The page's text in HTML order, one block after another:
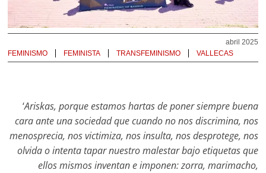
abril 2025
FEMINISMO
FEMINISTA TRANSFEMINISMO VALLECAS
‘Ariskas, porque estamos hartas de poner siempre buena
cara ante una sociedad que cuando no nos discrimina, nos
menosprecia, nos victimiza, nos insulta, nos desprotege, nos
olvida o intenta tapar nuestro malestar bajo etiquetas que
ellos mismos inventan e imponen: zorra, marimacho,